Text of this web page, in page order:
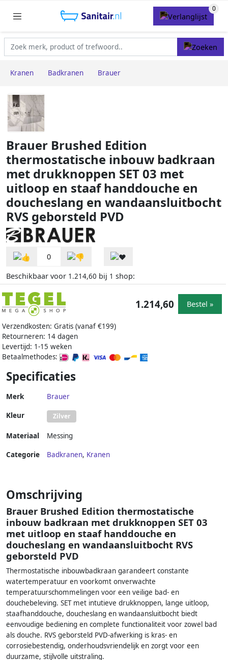
Kranen Badkranen Brauer
Brauer Brushed Edition
thermostatische inbouw badkraan
met drukknoppen SET 03 met
uitloop en staaf handdouche en
doucheslang en wandaansluitbocht
RVS geborsteld PVD
0
Beschikbaar voor 1.214,60 bij 1 shop:
Verzendkosten: Gratis (vanaf €199)
Retourneren: 14 dagen
Levertijd: 1-15 weken
Betaalmethodes:
1.214,60 Bestel »
Specificaties
Merk Brauer
Kleur Zilver
Materiaal Messing
Categorie Badkranen, Kranen
Omschrijving
Brauer Brushed Edition thermostatische
inbouw badkraan met drukknoppen SET 03
met uitloop en staaf handdouche en
doucheslang en wandaansluitbocht RVS
geborsteld PVD
Thermostatische inbouwbadkraan garandeert constante
watertemperatuur en voorkomt onverwachte
temperatuurschommelingen voor een veilige bad- en
douchebeleving. SET met intutieve drukknoppen, lange uitloop,
staafhanddouche, doucheslang en wandaansluitbocht biedt
eenvoudige bediening en complete functionaliteit voor zowel bad
als douche. RVS geborsteld PVD-afwerking is kras- en
corrosiebestendig, onderhoudsvriendelijk en zorgt voor een
duurzame, stijlvolle uitstraling.